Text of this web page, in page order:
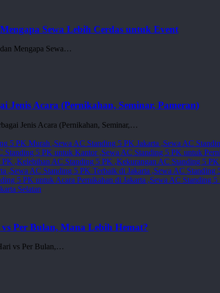
Sewa Lebih Cerdas untuk Event
Mengapa Sewa…
Jenis Acara (Pernikahan, Seminar, Pameran)
Jenis Acara (Pernikahan, Seminar,…
Per Bulan, Mana Lebih Hemat?
vs Per Bulan,…